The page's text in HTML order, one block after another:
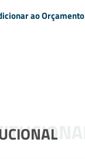
ao Orçamento